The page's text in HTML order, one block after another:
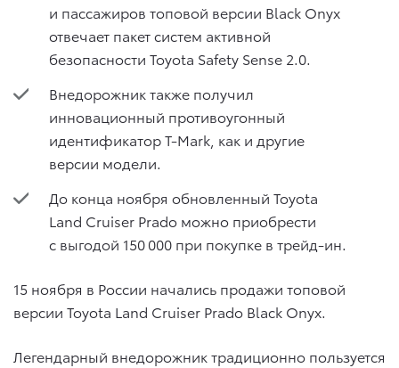
и пассажиров топовой версии Black Onyx
отвечает пакет систем активной
безопасности Toyota Safety Sense 2.0.
Внедорожник также получил
инновационный противоугонный
идентификатор T-Mark, как и другие
версии модели.
До конца ноября обновленный Toyota
Land Cruiser Prado можно приобрести
с выгодой 150 000 при покупке в трейд-ин.
15 ноября в России начались продажи топовой
версии Toyota Land Cruiser Prado Black Onyx.
Легендарный внедорожник традиционно пользуется